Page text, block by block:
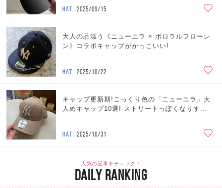
HAT 2025/09/15
大人の品漂う《ニューエラ × ポロラルフローレ
ン》コラボキャップがかっこいい!
HAT 2025/10/22
キャップ更新期!こっくり色の「ニューエラ」大
人めキャップ10選!-ストリートっぽくなりす...
HAT 2025/10/31
人気の記事をチェック！
DAILY RANKING